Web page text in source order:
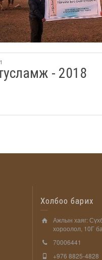
- 2018
Холбоо барих
Ажлын хаяг:
хороолол, 10Г
70006441
+976 8825-4828